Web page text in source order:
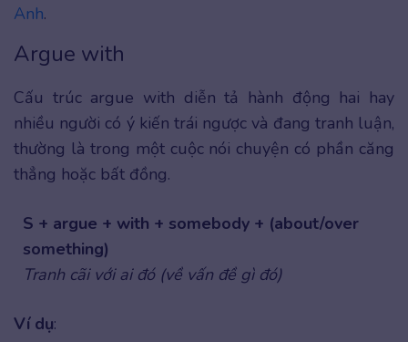
Anh.
Argue with
Cấu trúc argue with diễn tả hành động hai hay
nhiều người có ý kiến trái ngược và đang tranh luận,
thường là trong một cuộc nói chuyện có phần căng
thẳng hoặc bất đồng.
S + argue + with + somebody + (about/over
something)
Tranh cãi với ai đó (về vấn đề gì đó)
Ví dụ: